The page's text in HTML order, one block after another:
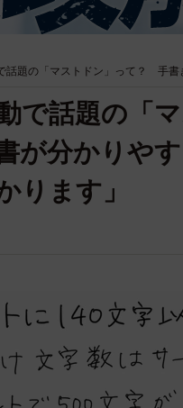
話題の「マストドン」って？ 手
で話題の「
が分かりや
ります」